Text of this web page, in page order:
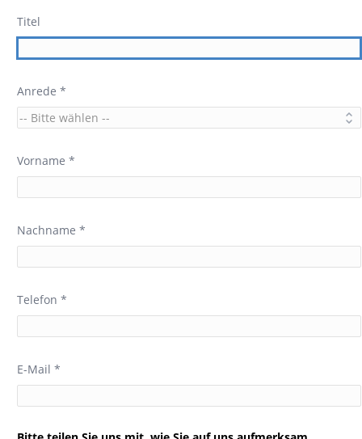
Titel
Anrede *
Vorname *
Nachname *
Telefon *
E-Mail *